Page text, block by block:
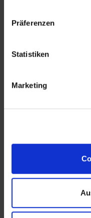
Präferenzen
Statistiken
Marketing
KONTAKT
New Place
+49 6252-305
info@new-
Web:www.new-